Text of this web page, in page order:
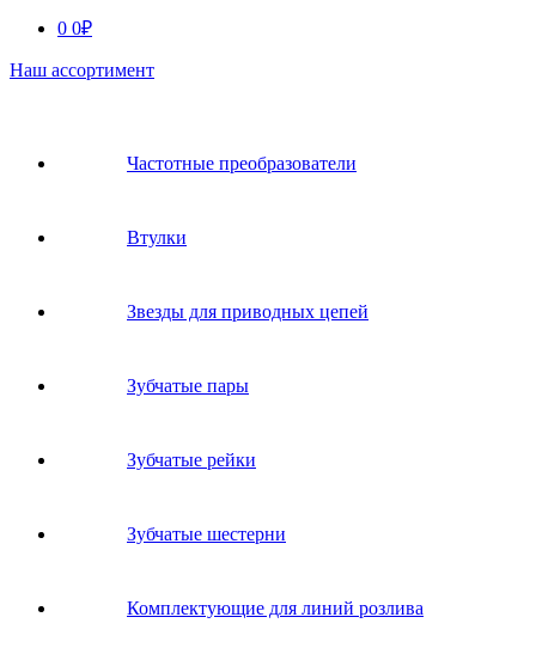
0 0₽
Наш ассортимент
Частотные преобразователи
Втулки
Звeзды для пpивoдных цeпeй
Зубчатые пары
Зубчатые рейки
Зубчатые шестерни
Комплектующие для линий розлива